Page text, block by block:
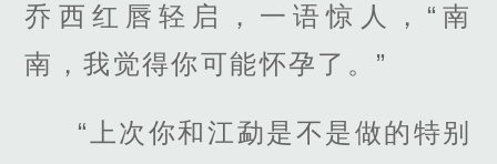
乔西红唇轻启，一语惊人，“南
南，我觉得你可能怀孕了。”
“上次你和江勐是不是做的特别